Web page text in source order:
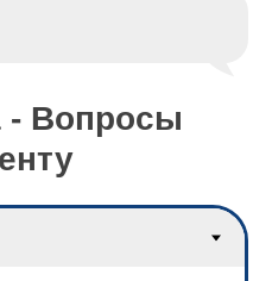
- Вопросы